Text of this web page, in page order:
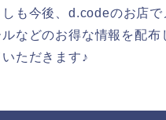
も今後、d.codeのお店
などのお得な情報を配布
ただきます♪